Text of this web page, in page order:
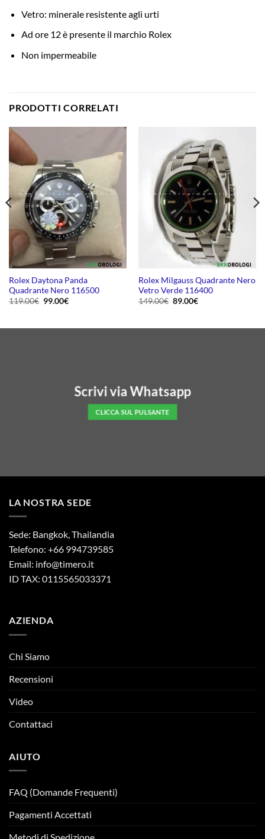
Vetro: minerale resistente agli urti
Ad ore 12 è presente il marchio Rolex
Non impermeabile
PRODOTTI CORRELATI
Rolex Daytona Panda
Quadrante Nero 116500
119.00€ Il
119.00€.
99.00€Il
99.00€.
Rolex Milgauss Quadrante Nero
Vetro Verde 116400
149.00€ Il
149.00€.
89.00€Il
89.00€.
Scrivi via Whatsapp
CLICCA SUL PULSANTE
LA NOSTRA SEDE
Sede: Bangkok, Thailandia
Telefono: +66 994739585
Email: info@timero.it
ID TAX: 0115565033371
AZIENDA
Chi Siamo
Recensioni
Video
Contattaci
AIUTO
FAQ (Domande Frequenti)
Pagamenti Accettati